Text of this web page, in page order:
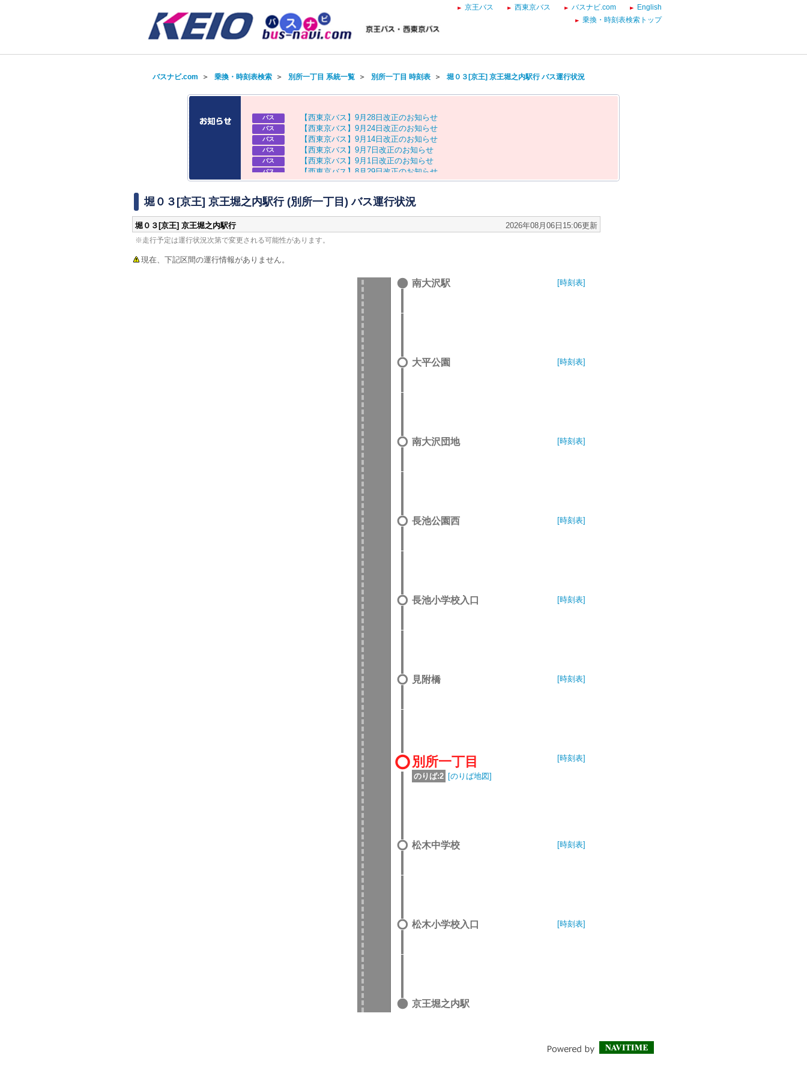
京王バス 西東京バス バスナビ.com
English
乗換・時刻表検索トップ
バスナビ.com ＞ 乗換・時刻表検索＞ 別所一丁目 系統一覧＞ 別所一丁目 時刻表＞ 堀０３[京王] 京王堀之内駅行 バス運行状況
バス 【西東京バス 】 9月 28 日 改正のお知 らせ
バス 【西東京バス 】 9月 24 日 改正のお知 らせ
バス 【西東京バス 】 9月 14 日 改正のお知 らせ
バス 【西東京バス 】 9月 7 日 改正のお知 らせ
バス 【西東京バス 】 9月 1 日 改正のお知 らせ
バス 【西東京バス 】 8 月 29日改正のお知 らせ
バス 【京王バス】お盆ダイヤのお知らせ
堀０３[京王] 京王堀之内駅行 (別所一丁目) バス運行状況
堀０３[京王] 京王堀之内駅行 2026年08月06日15:06更新
※走行予定は運行状況次第で変更される可能性があります。
現在、下記区間の運行情報がありません。
南大沢駅 [時刻表]
大平公園 [時刻表]
南大沢団地 [時刻表]
長池公園西 [時刻表]
長池小学校入口 [時刻表]
見附橋 [時刻表]
別所一丁目
のりば:2 [のりば地図]
[時刻表]
松木中学校 [時刻表]
松木小学校入口 [時刻表]
京王堀之内駅